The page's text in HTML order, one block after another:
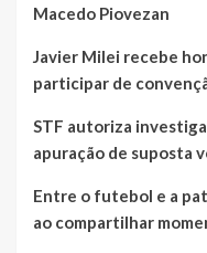
Macedo Piovezan
Javier Milei recebe
participar de
STF autoriza
apuração de suposta
Entre o futebol e a
ao compartilhar